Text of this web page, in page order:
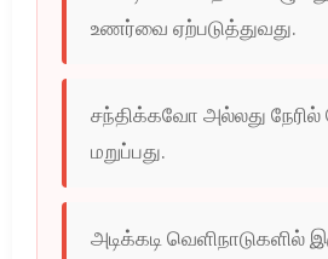
உணர்வை ஏற்படுத்துவது.
சந்திக்கவோ அல்லது
மறுப்பது.
அடிக்கடி வெளிநாடுகளில்